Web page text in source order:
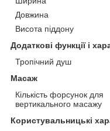
Довжина
Висота піддону
Додаткові функції і
Тропічний душ
Масаж
Кількість форсунок для
вертикального масажу
Користувальницькі